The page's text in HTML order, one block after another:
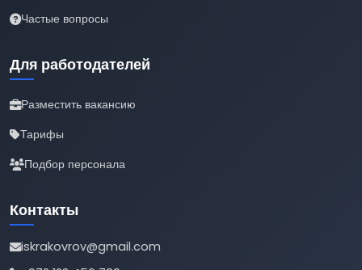
Частые вопросы
Для работодателей
Разместить вакансию
Тарифы
Подбор персонала
Контакты
iskrakovrov@gmail.com